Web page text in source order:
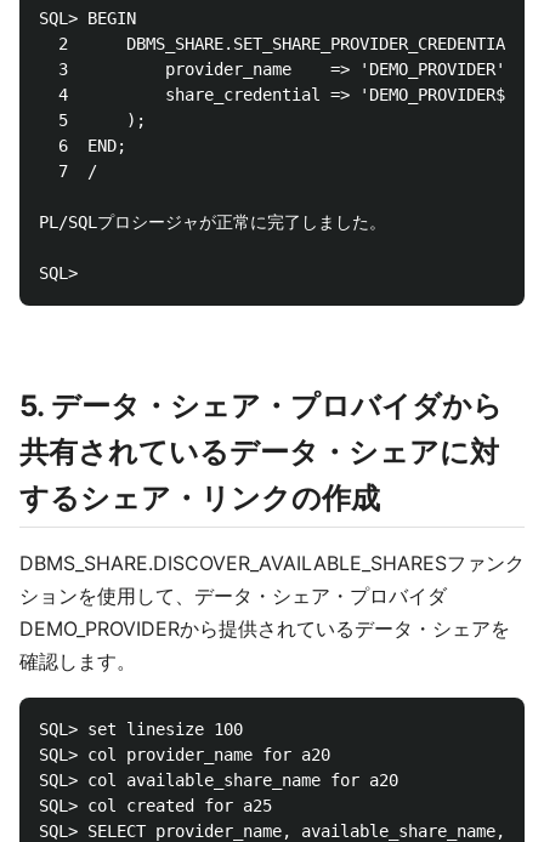
SQL> BEGIN
  2      DBMS_SHARE.SET_SHARE_PROVIDER_CREDENTIAL(
  3          provider_name    => 'DEMO_PROVIDER',
4          share_credential =>
  5      );
  6  END;
  7  /
PL/SQLプロシージャが正常に完了しました。
5. データ・シェア・プロバイダから
共有されているデータ・シェアに対
するシェア・リンクの作成
DBMS_SHARE.DISCOVER_AVAILABLE_SHARESファンク
ションを使用して、データ・シェア・プロバイダ
DEMO_PROVIDERから提供されているデータ・シェアを
確認します。
SQL> set linesize 100
SQL> col provider_name for a20
SQL> col available_share_name for a20
SQL> col created for a25
SQL> SELECT provider_name, available_share_name,